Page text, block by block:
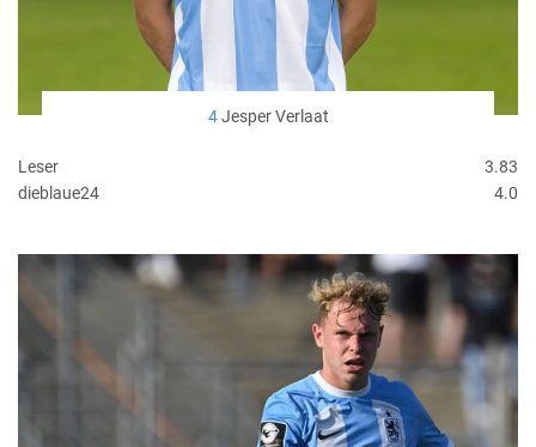
4Jesper Verlaat
Leser
3.83
dieblaue24
4.0